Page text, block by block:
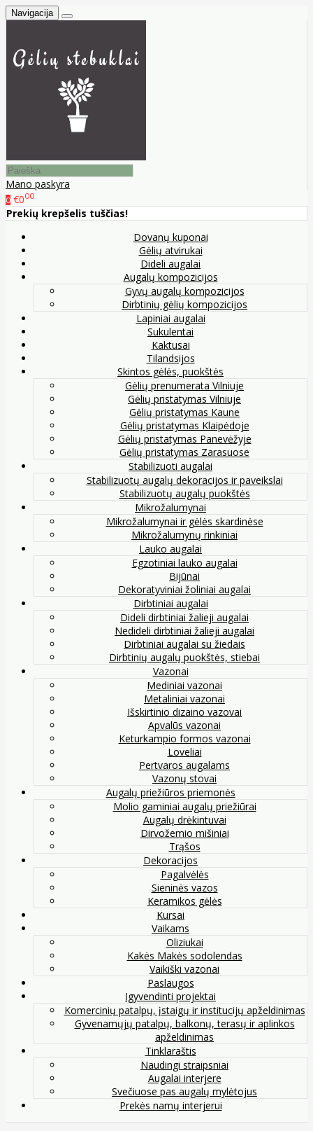
Navigacija
Mano paskyra
0 €000
Prekių krepšelis tuščias!
Dovanų kuponai
Gėlių atvirukai
Dideli augalai
Augalų kompozicijos
Gyvų augalų kompozicijos
Dirbtinių gėlių kompozicijos
Lapiniai augalai
Sukulentai
Kaktusai
Tilandsijos
Skintos gėlės, puokštės
Gėlių prenumerata Vilniuje
Gėlių pristatymas Vilniuje
Gėlių pristatymas Kaune
Gėlių pristatymas Klaipėdoje
Gėlių pristatymas Panevėžyje
Gėlių pristatymas Zarasuose
Stabilizuoti augalai
Stabilizuotų augalų dekoracijos ir paveikslai
Stabilizuotų augalų puokštės
Mikrožalumynai
Mikrožalumynai ir gėlės skardinėse
Mikrožalumynų rinkiniai
Lauko augalai
Egzotiniai lauko augalai
Bijūnai
Dekoratyviniai žoliniai augalai
Dirbtiniai augalai
Dideli dirbtiniai žalieji augalai
Nedideli dirbtiniai žalieji augalai
Dirbtiniai augalai su žiedais
Dirbtinių augalų puokštės, stiebai
Vazonai
Mediniai vazonai
Metaliniai vazonai
Išskirtinio dizaino vazovai
Apvalūs vazonai
Keturkampio formos vazonai
Loveliai
Pertvaros augalams
Vazonų stovai
Augalų priežiūros priemonės
Molio gaminiai augalų priežiūrai
Augalų drėkintuvai
Dirvožemio mišiniai
Trąšos
Dekoracijos
Pagalvėlės
Sieninės vazos
Keramikos gėlės
Kursai
Vaikams
Oliziukai
Kakės Makės sodolendas
Vaikiški vazonai
Paslaugos
Įgyvendinti projektai
Komercinių patalpų, įstaigų ir institucijų apželdinimas
Gyvenamųjų patalpų, balkonų, terasų ir aplinkos
apželdinimas
Tinklaraštis
Naudingi straipsniai
Augalai interjere
Svečiuose pas augalų mylėtojus
Prekės namų interjerui